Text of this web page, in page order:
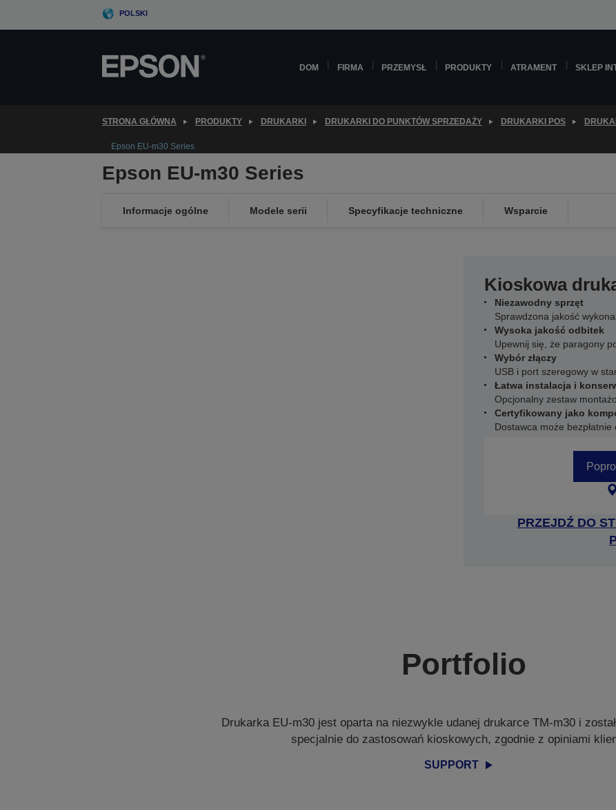
POLSKI
DOM FIRMA PRZEMYSŁ PRODUKTY ATRAMENT SKLEP
STRONA GŁÓWNA PRODUKTY DRUKARKI DRUKARKI DO PUNKTÓW SPRZEDAŻY DRUKARKI POS
Epson EU-m30 Series
Epson EU-m30 Series
Informacje ogólne Modele serii Specyfikacje techniczne Wsparcie
Kioskowa
Niezawodny sprzęt
Sprawdzona jakość
Wysoka jakość odbitek
Upewnij się, że paragony
Wybór złączy
USB i port szeregowy w
Łatwa instalacja i
Opcjonalny zestaw
Certyfikowany jako
Dostawca może
PRZEJDŹ DO
Portfolio
Drukarka EU-m30 jest oparta na niezwykle udanej drukarce TM-m30 i
specjalnie do zastosowań kioskowych, zgodnie z opiniami
SUPPORT